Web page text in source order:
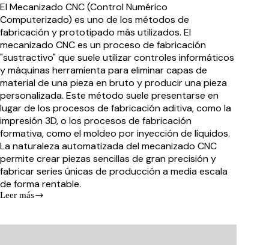
El Mecanizado CNC (Control Numérico
Computerizado) es uno de los métodos de
fabricación y prototipado más utilizados. El
mecanizado CNC es un proceso de fabricación
"sustractivo" que suele utilizar controles informáticos
y máquinas herramienta para eliminar capas de
material de una pieza en bruto y producir una pieza
personalizada. Este método suele presentarse en
lugar de los procesos de fabricación aditiva, como la
impresión 3D, o los procesos de fabricación
formativa, como el moldeo por inyección de líquidos.
La naturaleza automatizada del mecanizado CNC
permite crear piezas sencillas de gran precisión y
fabricar series únicas de producción a media escala
de forma rentable.
Leer más
Diseño